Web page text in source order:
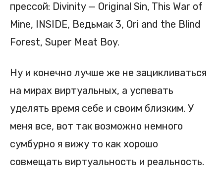
прессой: Divinity — Original Sin, This War of
Mine, INSIDE, Ведьмак 3, Ori and the Blind
Forest, Super Meat Boy.
Ну и конечно лучше же не зацикливаться
на мирах виртуальных, а успевать
уделять время себе и своим близким. У
меня все, вот так возможно немного
сумбурно я вижу то как хорошо
совмещать виртуальность и реальность.